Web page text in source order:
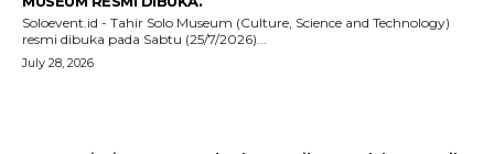
Soloevent.id - Tahir Solo Museum (Culture, Science and Technology)
resmi dibuka pada Sabtu (25/7/2026)...
July 28, 2026